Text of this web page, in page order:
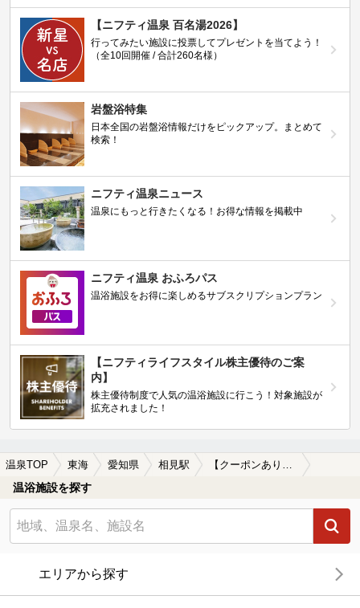
【ニフティ温泉 百名湯2026】
行ってみたい施設に投票してプレゼントを当てよう！
（全10回開催 / 合計260名様）
岩盤浴特集
日本全国の岩盤浴情報だけをピックアップ。まとめて
検索！
ニフティ温泉ニュース
温泉にもっと行きたくなる！お得な情報を掲載中
ニフティ温泉 おふろパス
温浴施設をお得に楽しめるサブスクリプションプラン
【ニフティライフスタイル株主優待のご案
内】
株主優待制度で人気の温浴施設に行こう！対象施設が
拡充されました！
温泉TOP 東海 愛知県 相見駅
温浴施設を探す
エリアから探す